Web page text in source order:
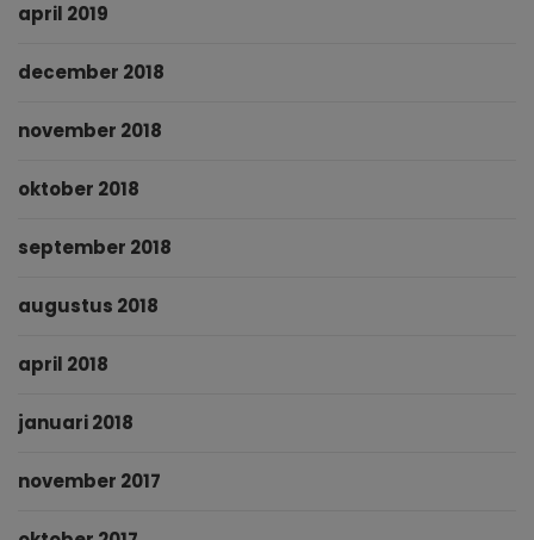
april 2019
december 2018
november 2018
oktober 2018
september 2018
augustus 2018
april 2018
januari 2018
november 2017